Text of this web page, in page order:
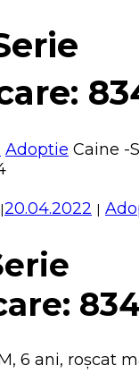
Adoptie Caine -
|20.04.2022 |
6 ani, roșcat